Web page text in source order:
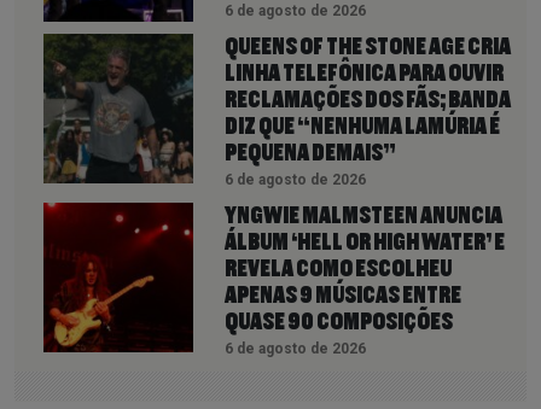
6 de agosto de 2026
QUEENS OF THE STONE AGE CRIA
LINHA TELEFÔNICA PARA OUVIR
RECLAMAÇÕES DOS FÃS; BANDA
DIZ QUE “NENHUMA LAMÚRIA É
PEQUENA DEMAIS”
6 de agosto de 2026
YNGWIE MALMSTEEN ANUNCIA
ÁLBUM ‘HELL OR HIGH WATER’ E
REVELA COMO ESCOLHEU
APENAS 9 MÚSICAS ENTRE
QUASE 90 COMPOSIÇÕES
6 de agosto de 2026